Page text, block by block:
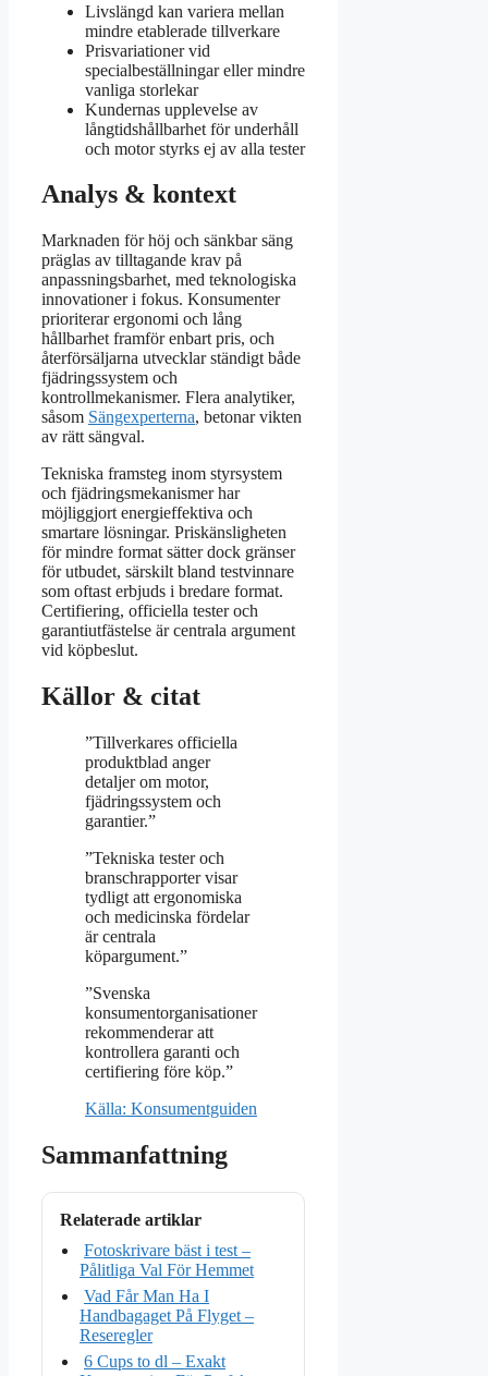
Livslängd kan variera mellan
mindre etablerade tillverkare
Prisvariationer vid
specialbeställningar eller mindre
vanliga storlekar
Kundernas upplevelse av
långtidshållbarhet för underhåll
och motor styrks ej av alla tester
Analys & kontext
Marknaden för höj och sänkbar säng
präglas av tilltagande krav på
anpassningsbarhet, med teknologiska
innovationer i fokus. Konsumenter
prioriterar ergonomi och lång
hållbarhet framför enbart pris, och
återförsäljarna utvecklar ständigt både
fjädringssystem och
kontrollmekanismer. Flera analytiker,
såsom Sängexperterna, betonar vikten
av rätt sängval.
Tekniska framsteg inom styrsystem
och fjädringsmekanismer har
möjliggjort energieffektiva och
smartare lösningar. Priskänsligheten
för mindre format sätter dock gränser
för utbudet, särskilt bland testvinnare
som oftast erbjuds i bredare format.
Certifiering, officiella tester och
garantiutfästelse är centrala argument
vid köpbeslut.
Källor & citat
”Tillverkares officiella
produktblad anger
detaljer om motor,
fjädringssystem och
garantier.”
”Tekniska tester och
branschrapporter visar
tydligt att ergonomiska
och medicinska fördelar
är centrala
köpargument.”
”Svenska
konsumentorganisationer
rekommenderar att
kontrollera garanti och
certifiering före köp.”
Källa: Konsumentguiden
Sammanfattning
Relaterade artiklar
Fotoskrivare bäst i test –
Pålitliga Val För Hemmet
Vad Får Man Ha I
Handbagaget På Flyget –
Reseregler
6 Cups to dl – Exakt